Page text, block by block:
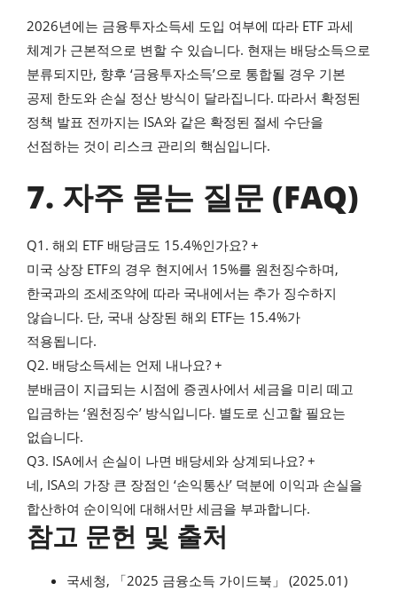
2026년에는 금융투자소득세 도입 여부에 따라 ETF 과세
체계가 근본적으로 변할 수 있습니다. 현재는 배당소득으로
분류되지만, 향후 ‘금융투자소득’으로 통합될 경우 기본
공제 한도와 손실 정산 방식이 달라집니다. 따라서 확정된
정책 발표 전까지는 ISA와 같은 확정된 절세 수단을
선점하는 것이 리스크 관리의 핵심입니다.
7. 자주 묻는 질문 (FAQ)
Q1. 해외 ETF 배당금도 15.4%인가요? +
미국 상장 ETF의 경우 현지에서 15%를 원천징수하며,
한국과의 조세조약에 따라 국내에서는 추가 징수하지
않습니다. 단, 국내 상장된 해외 ETF는 15.4%가
적용됩니다.
Q2. 배당소득세는 언제 내나요? +
분배금이 지급되는 시점에 증권사에서 세금을 미리 떼고
입금하는 ‘원천징수’ 방식입니다. 별도로 신고할 필요는
없습니다.
Q3. ISA에서 손실이 나면 배당세와 상계되나요? +
네, ISA의 가장 큰 장점인 ‘손익통산’ 덕분에 이익과 손실을
합산하여 순이익에 대해서만 세금을 부과합니다.
참고 문헌 및 출처
국세청, 「2025 금융소득 가이드북」 (2025.01)